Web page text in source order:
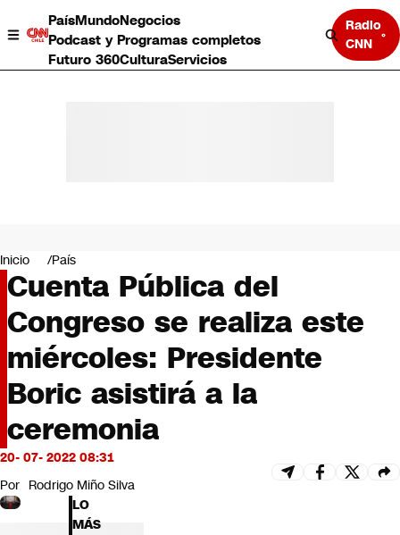
PaísMundoNegocios
Podcast y Programas completos
Futuro 360CulturaServicios
Radio
CNN
Negocios
Deportes
Programas completos
Cultura
Servicios
Bits
CNN tiempo
Opinión
Inicio País
Cuenta Pública del
Congreso se realiza este
miércoles: Presidente
Boric asistirá a la
ceremonia
20- 07- 2022 08:31
Por Rodrigo Miño Silva
LO
MÁS